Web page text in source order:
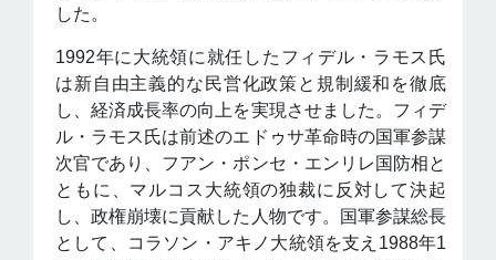
した。
1992年に大統領に就任したフィデル・ラモス氏
は新自由主義的な民営化政策と規制緩和を徹底
し、経済成長率の向上を実現させました。フィデ
ル・ラモス氏は前述のエドゥサ革命時の国軍参謀
次官であり、フアン・ポンセ・エンリレ国防相と
ともに、マルコス大統領の独裁に反対して決起
し、政権崩壊に貢献した人物です。国軍参謀総長
として、コラソン・アキノ大統領を支え1988年1